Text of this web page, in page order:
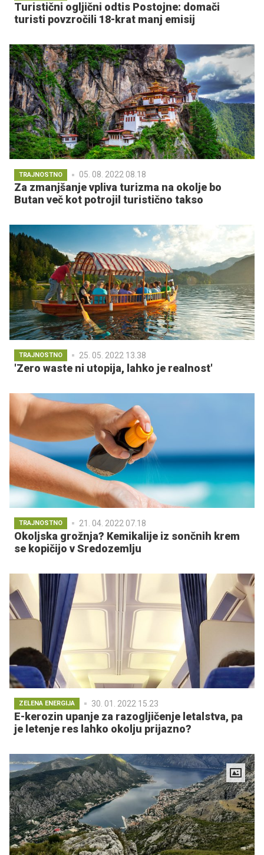
Turistični ogljični odtis Postojne: domači
turisti povzročili 18-krat manj emisij
TRAJNOSTNO 05. 08. 2022 08.18
Za zmanjšanje vpliva turizma na okolje bo
Butan več kot potrojil turistično takso
TRAJNOSTNO 25. 05. 2022 13.38
'Zero waste ni utopija, lahko je realnost'
TRAJNOSTNO 21. 04. 2022 07.18
Okoljska grožnja? Kemikalije iz sončnih krem
se kopičijo v Sredozemlju
ZELENA ENERGIJA 30. 01. 2022 15.23
E-kerozin upanje za razogljičenje letalstva, pa
je letenje res lahko okolju prijazno?